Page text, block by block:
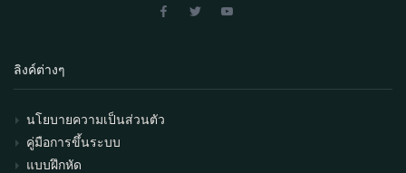
ลิงค์ต่างๆ
นโยบายความเป็นส่วนตัว
คู่มือการขึ้นระบบ
แบบฝึกหัด